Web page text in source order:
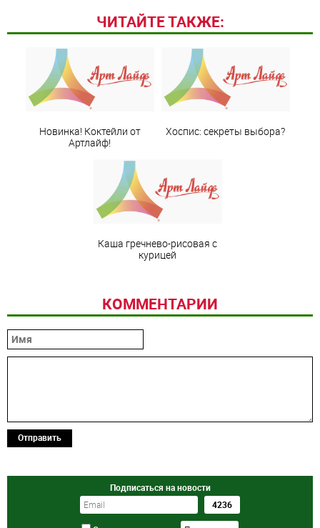
ЧИТАЙТЕ ТАКЖЕ:
Новинка! Коктейли от
Артлайф!
Хоспис: секреты выбора?
Каша гречнево-рисовая с
курицей
КОММЕНТАРИИ
Отправить
Подписаться на новости